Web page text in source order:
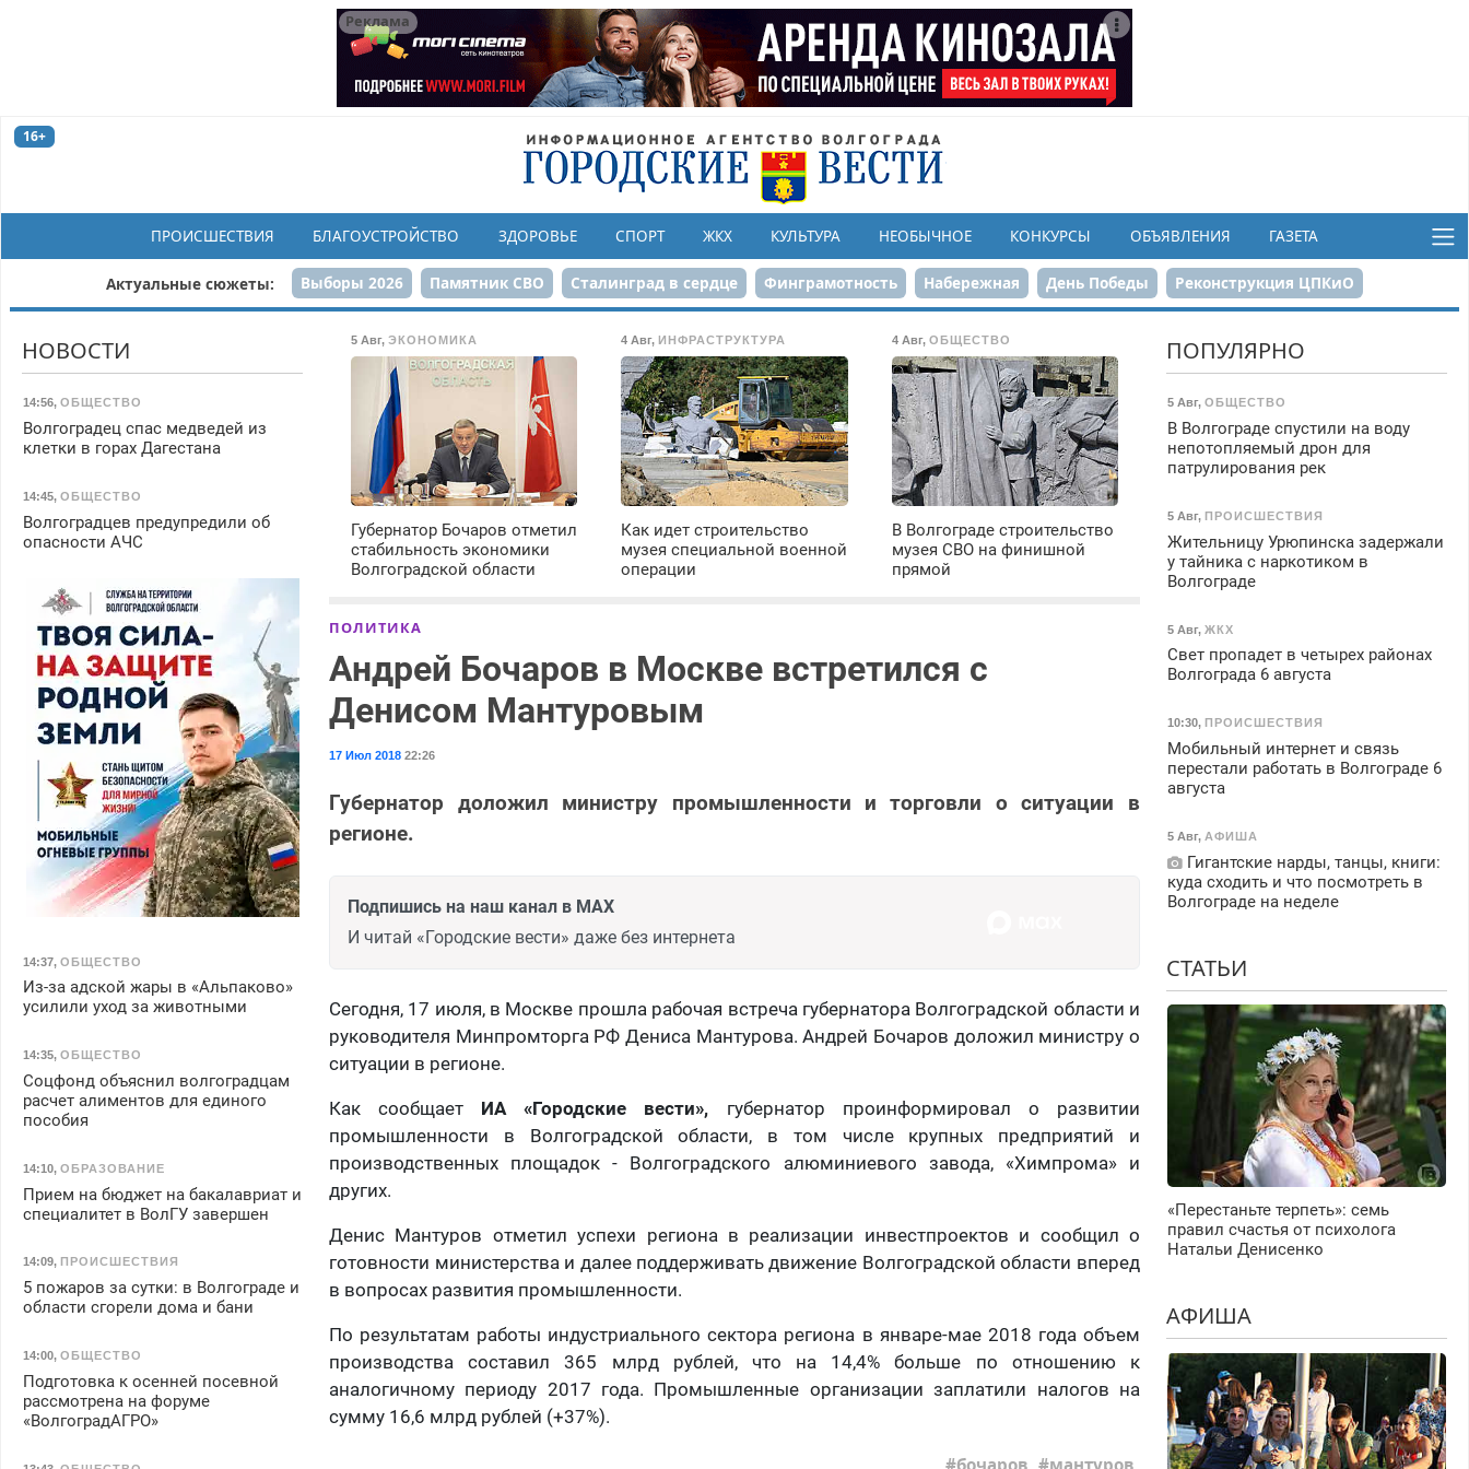
Реклама
16+
ПРОИСШЕСТВИЯ БЛАГОУСТРОЙСТВО ЗДОРОВЬЕ СПОРТ ЖКХ КУЛЬТУРА НЕОБЫЧНОЕ КОНКУРСЫ ОБЪЯВЛЕНИЯ ГАЗЕТА
Актуальные сюжеты: Выборы 2026 Памятник СВО Сталинград в сердце Финграмотность Набережная День Победы Реконструкция ЦПКиО
80-летие Победы Парк Героев-летчиков
5 Авг,ЭКОНОМИКА
Губернатор Бочаров отметил
стабильность экономики
Волгоградской области
4 Авг, ИНФРАСТРУКТУРА
Как идет строительство
музея специальной военной
операции
4 Авг, ОБЩЕСТВО
В Волгограде строительство
музея СВО на финишной
прямой
ПОЛИТИКА
Андрей Бочаров в Москве встретился с
Денисом Мантуровым
17 Июл 2018 22:26
Губернатор доложил министру промышленности и торговли о ситуации в
регионе.
Подпишись на наш канал в MAX
И читай «Городские вести» даже без интернета
Сегодня, 17 июля, в Москве прошла рабочая встреча губернатора Волгоградской области и
руководителя Минпромторга РФ Дениса Мантурова. Андрей Бочаров доложил министру о
ситуации в регионе.
Как сообщает ИА «Городские вести», губернатор проинформировал о развитии
промышленности в Волгоградской области, в том числе крупных предприятий и
производственных площадок - Волгоградского алюминиевого завода, «Химпрома» и
других.
Денис Мантуров отметил успехи региона в реализации инвестпроектов и сообщил о
готовности министерства и далее поддерживать движение Волгоградской области вперед
в вопросах развития промышленности.
По результатам работы индустриального сектора региона в январе-мае 2018 года объем
производства составил 365 млрд рублей, что на 14,4% больше по отношению к
аналогичному периоду 2017 года. Промышленные организации заплатили налогов на
сумму 16,6 млрд рублей (+37%).
НОВОСТИ
14:56, ОБЩЕСТВО
Волгоградец спас медведей из
клетки в горах Дагестана
14:45, ОБЩЕСТВО
Волгоградцев предупредили об
опасности АЧС
14:37, ОБЩЕСТВО
Из-за адской жары в «Альпаково»
усилили уход за животными
14:35, ОБЩЕСТВО
Соцфонд объяснил волгоградцам
расчет алиментов для единого
пособия
14:10, ОБРАЗОВАНИЕ
Прием на бюджет на бакалавриат и
специалитет в ВолГУ завершен
14:09, ПРОИСШЕСТВИЯ
5 пожаров за сутки: в Волгограде и
области сгорели дома и бани
14:00, ОБЩЕСТВО
Подготовка к осенней посевной
рассмотрена на форуме
«ВолгоградАГРО»
ПОПУЛЯРНО
5 Авг, ОБЩЕСТВО
В Волгограде спустили на воду
непотопляемый дрон для
патрулирования рек
5 Авг, ПРОИСШЕСТВИЯ
Жительницу Урюпинска задержали
у тайника с наркотиком в
Волгограде
5 Авг, ЖКХ
Свет пропадет в четырех районах
Волгограда 6 августа
10:30, ПРОИСШЕСТВИЯ
Мобильный интернет и связь
перестали работать в Волгограде 6
августа
5 Авг, АФИША
Гигантские нарды, танцы, книги:
куда сходить и что посмотреть в
Волгограде на неделе
СТАТЬИ
«Перестаньте терпеть»: семь
правил счастья от психолога
Натальи Денисенко
АФИША